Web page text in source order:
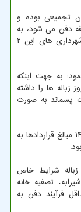
تجمیعی بوده و
دفن می شود، به
همین خاطر تابحال جلساتی بین فرمانداری ها و شهرداری های این ۲
به جهت اینکه
زباله ها را داشته
پسماند به صورت
وی اظهار نمود: بر مبنای آنچه اعلام شده، از سال ۱۴۰۱ مبالغ قراردادها به
شرایط خاص
تصفیه خانه
فرآیند دفن به